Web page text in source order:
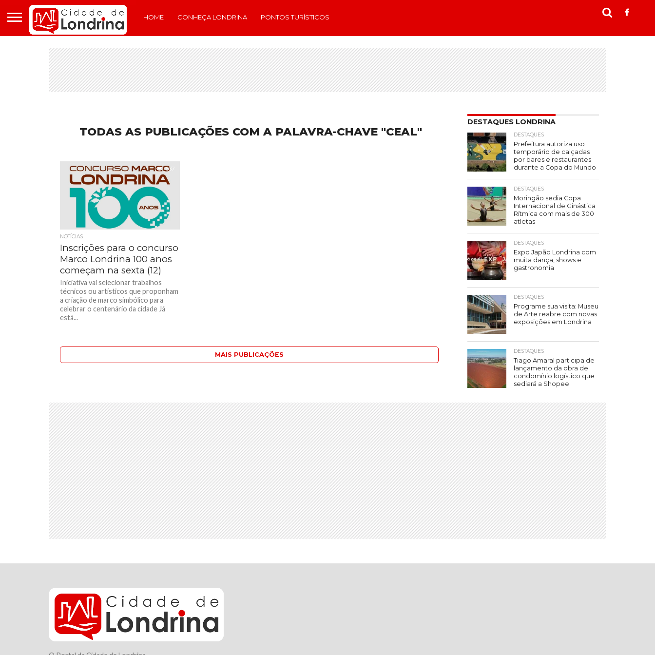
HOME CONHEÇA LONDRINA PONTOS TURÍSTICOS
TODAS AS PUBLICAÇÕES COM A PALAVRA-CHAVE "CEAL"
667
NOTÍCIAS
Inscrições para o concurso
Marco Londrina 100 anos
começam na sexta (12)
Iniciativa vai selecionar trabalhos
técnicos ou artísticos que proponham
a criação de marco simbólico para
celebrar o centenário da cidade Já
está...
MAIS PUBLICAÇÕES
DESTAQUES LONDRINA
DESTAQUES
Prefeitura autoriza uso
temporário de calçadas
por bares e restaurantes
durante a Copa do Mundo
DESTAQUES
Moringão sedia Copa
Internacional de Ginástica
Rítmica com mais de 300
atletas
DESTAQUES
Expo Japão Londrina com
muita dança, shows e
gastronomia
DESTAQUES
Programe sua visita: Museu
de Arte reabre com novas
exposições em Londrina
DESTAQUES
Tiago Amaral participa de
lançamento da obra de
condomínio logístico que
sediará a Shopee